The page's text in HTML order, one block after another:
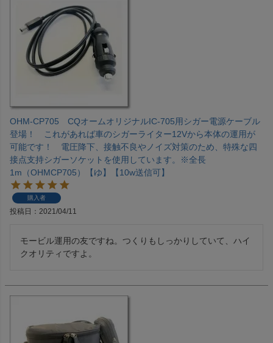
OHM-CP705 CQオームオリジナルIC-705用シガー電源ケーブル
登場！ これがあれば車のシガーライター12Vから本体の運用が
可能です！ 電圧降下、接触不良やノイズ対策のため、特殊な四
接点支持シガーソケットを使用しています。※全長
1m（OHMCP705）【ゆ】【10w送信可】
購入者
投稿日 2021/04/11
モービル運用の友ですね。つくりもしっかりしていて、ハイ
クオリティですよ。